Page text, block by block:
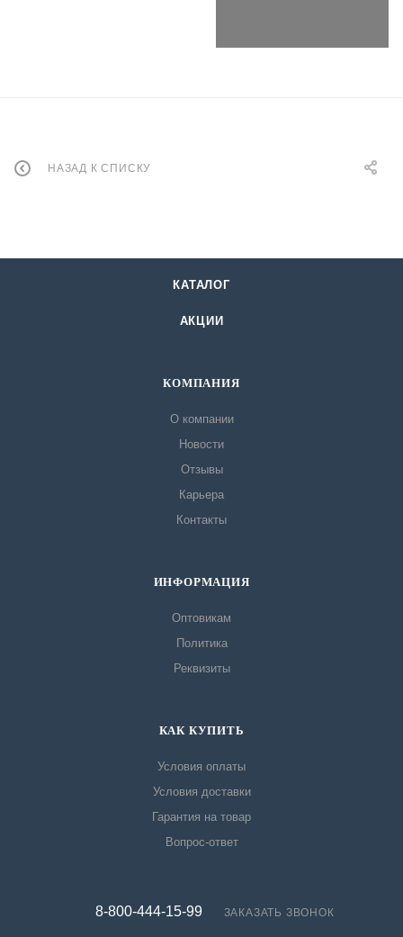
НАЗАД К СПИСКУ
КАТАЛОГ
АКЦИИ
КОМПАНИЯ
О компании
Новости
Отзывы
Карьера
Контакты
ИНФОРМАЦИЯ
Оптовикам
Политика
Реквизиты
КАК КУПИТЬ
Условия оплаты
Условия доставки
Гарантия на товар
Вопрос-ответ
8-800-444-15-99 ЗАКАЗАТЬ ЗВОНОК